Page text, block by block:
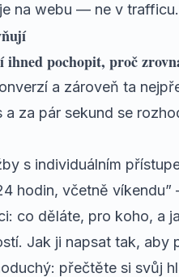
na webu — ne v trafficu.
pochopit, proč
a zároveň ta
za pár sekund se
s individuálním
hodin, včetně
co děláte, pro koho, a
Jak ji napsat tak, aby
přečtěte si svůj